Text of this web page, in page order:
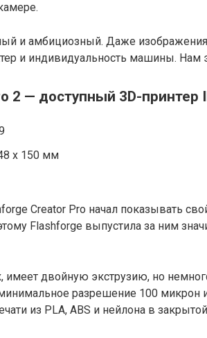
и амбициозный. Даже изображения
и индивидуальность машины. Нам
2 — доступный 3D-принтер
x 150 мм
Creator Pro начал показывать
Flashforge выпустила за ним
имеет двойную экструзию, но
разрешение 100 микрон
из PLA, ABS и нейлона в